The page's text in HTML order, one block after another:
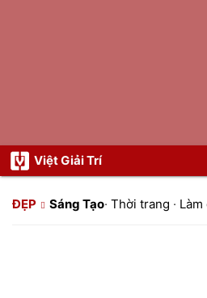
Việt Giải Trí
ĐẸP Sáng Tạo· Thời trang ·